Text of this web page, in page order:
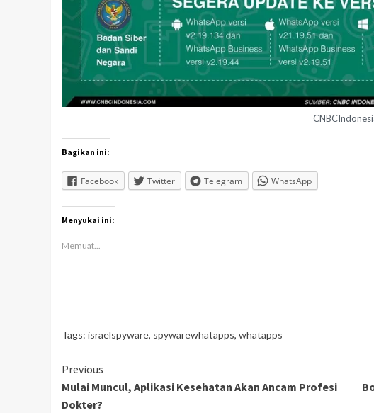
Bagikan ini:
Facebook Twitter Telegram WhatsApp
Menyukai ini:
Memuat...
Tags: israelspyware, spywarewhatapps, whatapps
Continue
Reading
Previous
Mulai Muncul, Aplikasi Kesehatan Akan Ancam Profesi
Dokter?